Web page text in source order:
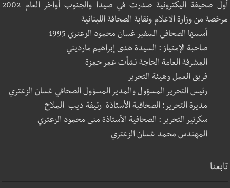
أول صحيفة اليكترونية صدرت في صيدا والجنوب أواخر العام 2002
مرخصة من وزارة الاعلام ونقابة الصحافة اللبنانية
أسسها الصحافي السفير غسان محمود الزعتري 1995
صاحبة الإمتياز : السيدة هدى إبراهيم مارديني
المشرفة العامة الحاجة نشأت عمر حمزة
فريق العمل وهيئة التحرير
رئيس التحرير المسؤول والمدير المسؤول الصحافي غسان الزعتري
مديرة التحرير: الصحافية الأستاذة رئيفة ديب الملاح
سكرتير التحرير : الصحافية الأستاذة منى محمود الزعتري
المهندس محمد غسان الزعتري
تابعنا